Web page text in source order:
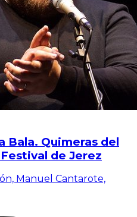
Bala. Quimeras del
de Jerez
Manuel Cantarote,